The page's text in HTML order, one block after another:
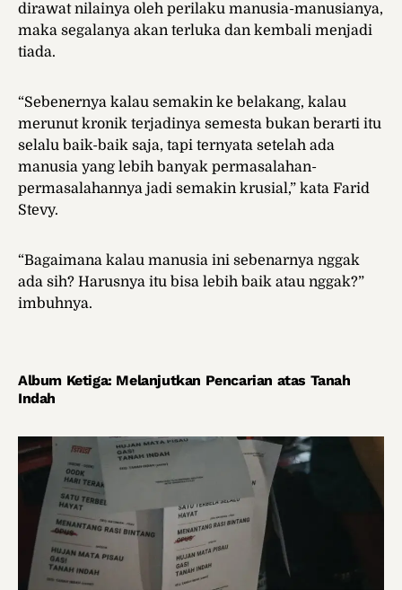
dirawat nilainya oleh perilaku manusia-manusianya,
maka segalanya akan terluka dan kembali menjadi
tiada.
“Sebenernya kalau semakin ke belakang, kalau
merunut kronik terjadinya semesta bukan berarti itu
selalu baik-baik saja, tapi ternyata setelah ada
manusia yang lebih banyak permasalahan-
permasalahannya jadi semakin krusial,” kata Farid
Stevy.
“Bagaimana kalau manusia ini sebenarnya nggak
ada sih? Harusnya itu bisa lebih baik atau nggak?”
imbuhnya.
Album Ketiga: Melanjutkan Pencarian atas Tanah
Indah